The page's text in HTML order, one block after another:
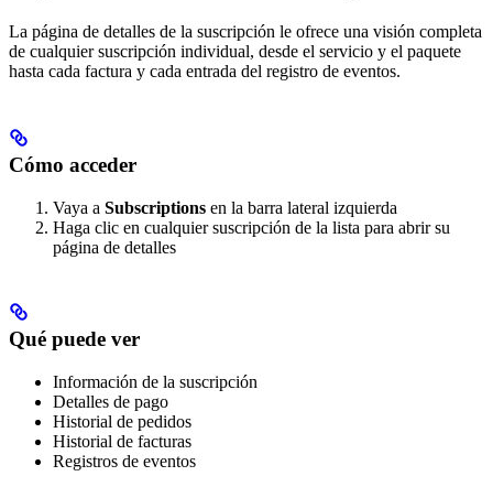
La página de detalles de la suscripción le ofrece una visión completa
de cualquier suscripción individual, desde el servicio y el paquete
hasta cada factura y cada entrada del registro de eventos.
Cómo acceder
Vaya a Subscriptions en la barra lateral izquierda
Haga clic en cualquier suscripción de la lista para abrir su
página de detalles
Qué puede ver
Información de la suscripción
Detalles de pago
Historial de pedidos
Historial de facturas
Registros de eventos